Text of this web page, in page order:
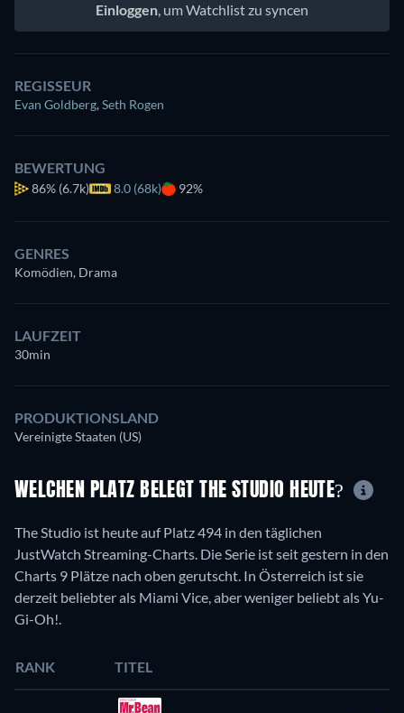
Einloggen , um Watchlist zu syncen
REGISSEUR
Evan Goldberg,Seth Rogen
BEWERTUNG
86% (6.7k) 8.0 (68k) 92%
GENRES
Komödien, Drama
LAUFZEIT
30min
PRODUKTIONSLAND
Vereinigte Staaten (US)
WELCHEN PLATZ BELEGT THE STUDIO HEUTE?
The Studio ist heute auf Platz 494 in den täglichen
JustWatch Streaming-Charts. Die Serie ist seit gestern in den
Charts 9 Plätze nach oben gerutscht. In Österreich ist sie
derzeit beliebter als Miami Vice, aber weniger beliebt als Yu-
Gi-Oh!.
RANK TITEL